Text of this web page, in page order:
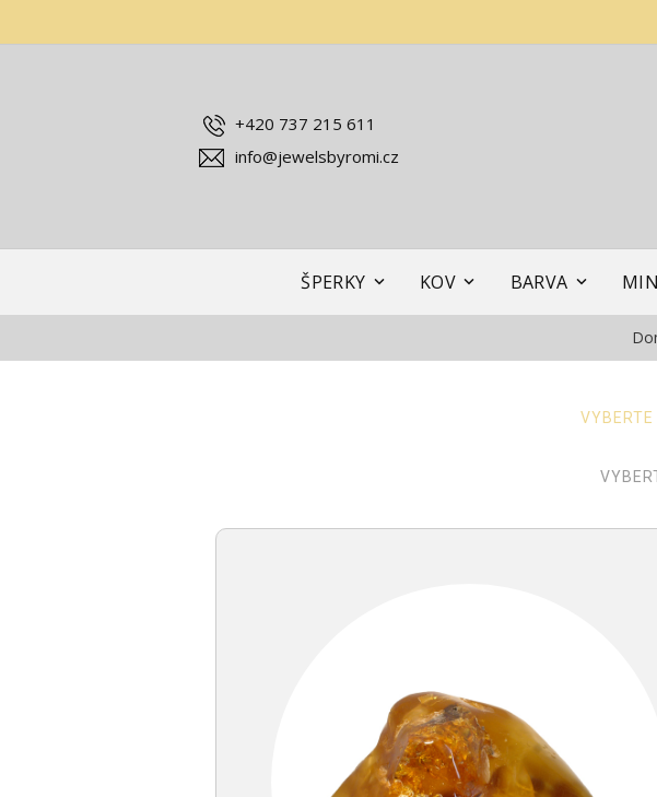
+420 737 215 611
info@jewelsbyromi.cz
ŠPERKY KOV BARVA